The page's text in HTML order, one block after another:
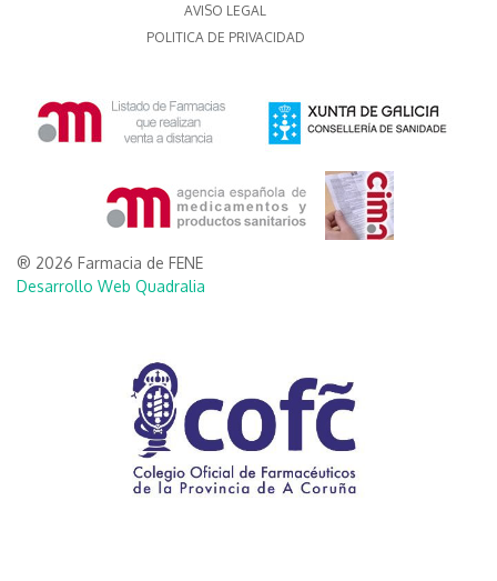
AVISO LEGAL
POLITICA DE PRIVACIDAD
® 2026 Farmacia de FENE
Desarrollo Web Quadralia